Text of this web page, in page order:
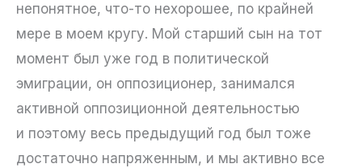
непонятное, что-то нехорошее, по крайней
мере в моем кругу. Мой старший сын на тот
момент был уже год в политической
эмиграции, он оппозиционер, занимался
активной оппозиционной деятельностью
и поэтому весь предыдущий год был тоже
достаточно напряженным, и мы активно все